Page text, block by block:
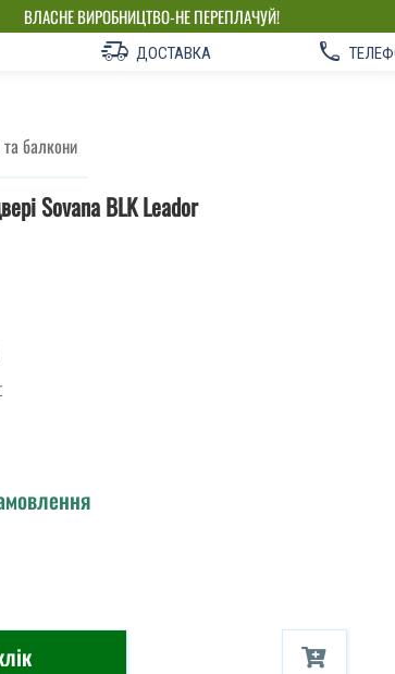
ВЛАСНЕ ВИРОБНИЦТВО-НЕ ПЕРЕПЛАЧУЙ!
ДОСТАВКА
та балкони
Sovana BLK Leador